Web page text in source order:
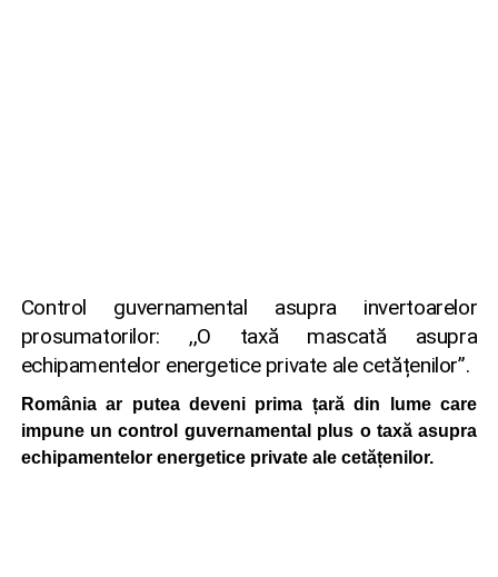
Control guvernamental asupra invertoarelor
prosumatorilor: ,,O taxă mascată asupra
echipamentelor energetice private ale cetățenilor”.
România ar putea deveni prima țară din lume care
impune un control guvernamental plus o taxă asupra
echipamentelor energetice private ale cetățenilor.